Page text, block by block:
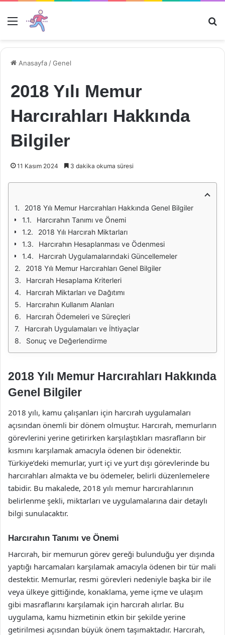
Menü
Anasayfa /Genel
2018 Yılı Memur
Harcırahları Hakkında
Bilgiler
11 Kasım 2024 3 dakika okuma süresi
2018 Yılı Memur Harcırahları Hakkında Genel Bilgiler
Harcırahın Tanımı ve Önemi
2018 Yılı Harcırah Miktarları
Harcırahın Hesaplanması ve Ödenmesi
Harcırah Uygulamalarındaki Güncellemeler
2018 Yılı Memur Harcırahları Genel Bilgiler
Harcırah Hesaplama Kriterleri
Harcırah Miktarları ve Dağıtımı
Harcırahın Kullanım Alanları
Harcırah Ödemeleri ve Süreçleri
Harcırah Uygulamaları ve İhtiyaçlar
Sonuç ve Değerlendirme
2018 Yılı Memur Harcırahları Hakkında
Genel Bilgiler
2018 yılı, kamu çalışanları için harcırah uygulamaları
açısından önemli bir dönem olmuştur. Harcırah, memurların
görevlerini yerine getirirken karşılaştıkları masrafların bir
kısmını karşılamak amacıyla ödenen bir ödenektir.
Türkiye’deki memurlar, yurt içi ve yurt dışı görevlerinde bu
harcırahları almakta ve bu ödemeler, belirli düzenlemelere
tabidir. Bu makalede, 2018 yılı memur harcırahlarının
belirlenme şekli, miktarları ve uygulamalarına dair detaylı
bilgi sunulacaktır.
Harcırahın Tanımı ve Önemi
Harcırah, bir memurun görev gereği bulunduğu yer dışında
yaptığı harcamaları karşılamak amacıyla ödenen bir tür mali
destektir. Memurlar, resmi görevleri nedeniyle başka bir ile
veya ülkeye gittiğinde, konaklama, yeme içme ve ulaşım
gibi masraflarını karşılamak için harcırah alırlar. Bu
uygulama, kamu hizmetinin etkin bir şekilde yerine
getirilmesi açısından büyük önem taşımaktadır. Harcırah,